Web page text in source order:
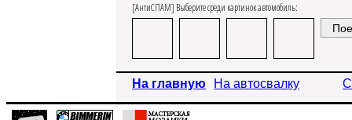
[АнтиСПАМ] Выберите среди картинок автомобиль:
На главную На автосвалку